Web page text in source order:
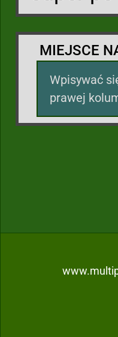
MIEJSCE
Wpisywać
prawej